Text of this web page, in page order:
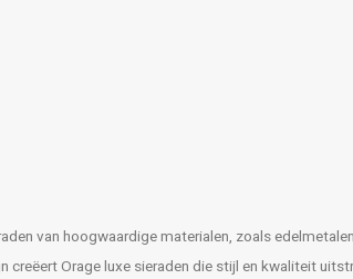
van hoogwaardige materialen, zoals
Orage luxe sieraden die stijl en kwaliteit